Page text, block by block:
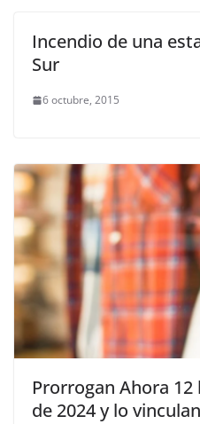
Incendio de una
Sur
6 octubre, 2015
Prorrogan Ahora
de 2024 y lo